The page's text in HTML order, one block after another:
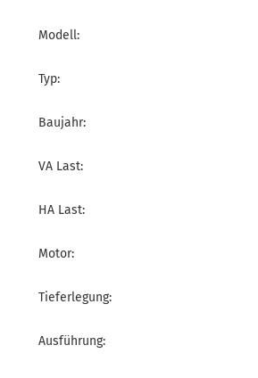
Modell:
Typ:
Baujahr:
VA Last:
HA Last:
Motor:
Tieferlegung:
Ausführung: